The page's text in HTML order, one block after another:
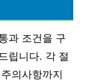
과 조건을 구
립니다. 각 절
의사항까지